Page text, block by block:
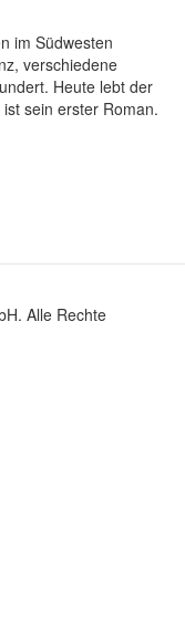
im Südwesten
verschiedene
Heute lebt der
ist sein erster Roman.
Alle Rechte